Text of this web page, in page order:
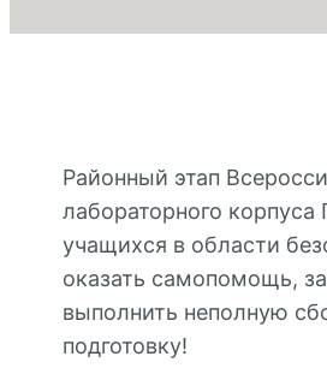
Районный этап
лабораторного
учащихся в области
оказать самопомощь,
выполнить неполную
подготовку!